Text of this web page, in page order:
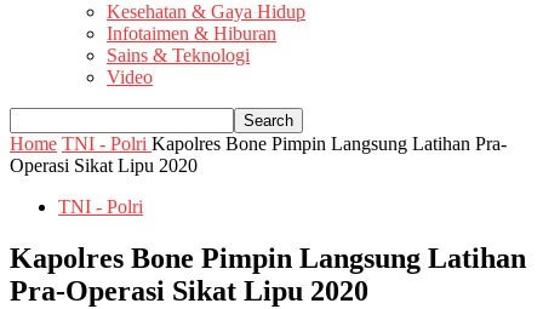
Kesehatan & Gaya Hidup
Infotaimen & Hiburan
Sains & Teknologi
Video
Home TNI - Polri Kapolres Bone Pimpin Langsung Latihan Pra-
Operasi Sikat Lipu 2020
TNI - Polri
Kapolres Bone Pimpin Langsung Latihan
Pra-Operasi Sikat Lipu 2020